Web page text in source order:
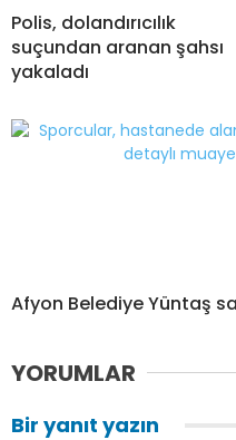
Polis, dolandırıcılık
suçundan aranan şahsı
yakaladı
Afyon Belediye Yüntaş
YORUMLAR
Bir yanıt yazın